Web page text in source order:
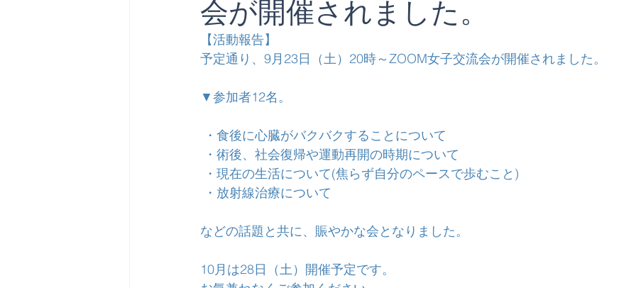
会が開催されました。
【活動報告】
予定通り、9月23日（土）20時～ZOOM女子交流会が開催されました。
▼参加者12名。
・食後に心臓がバクバクすることについて
・術後、社会復帰や運動再開の時期について
・現在の生活について(焦らず自分のペースで歩むこと)
・放射線治療について
などの話題と共に、賑やかな会となりました。
10月は28日（土）開催予定です。